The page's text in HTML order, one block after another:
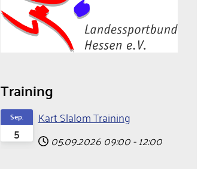
Training
5
Sep.
Kart Slalom Training
05.09.202609:00-12:00